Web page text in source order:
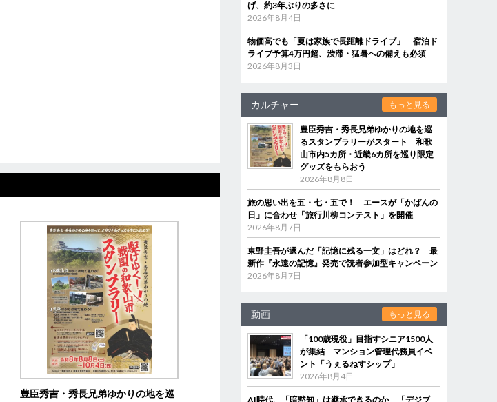
豊臣秀吉・秀長兄弟ゆかりの地を巡
げ、約3年ぶりの多さに
2026年8月4日
物価高でも「夏は家族で長距離ドライブ」 宿泊ド
ライブ予算4万円超、渋滞・猛暑への備えも必須
2026年8月3日
カルチャー もっと見る
豊臣秀吉・秀長兄弟ゆかりの地を巡
るスタンプラリーがスタート 和歌
山市内5カ所・近畿6カ所を巡り限定
グッズをもらおう
2026年8月8日
旅の思い出を五・七・五で！ エースが「かばんの
日」に合わせ「旅行川柳コンテスト」を開催
2026年8月7日
東野圭吾が選んだ「記憶に残る一文」はどれ？ 最
新作『永遠の記憶』発売で読者参加型キャンペーン
2026年8月7日
動画 もっと見る
「100歳現役」目指すシニア1500人
が集結 マンション管理代務員イベ
ント「うぇるねすシップ」
2026年8月4日
AI時代、「暗黙知」は継承できるのか 「デジブ